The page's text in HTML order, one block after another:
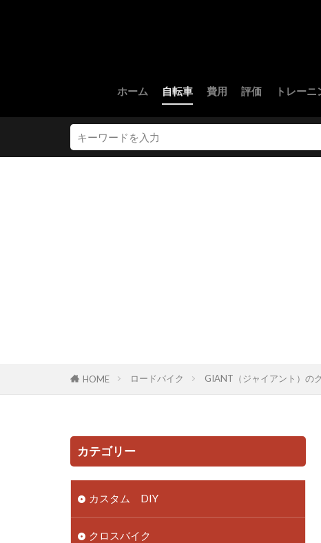
ホーム 自転車 費用 評価 トレーニ
HOME ロードバイク GIANT（ジャイアント）の
カテゴリー
カスタム DIY
クロスバイク